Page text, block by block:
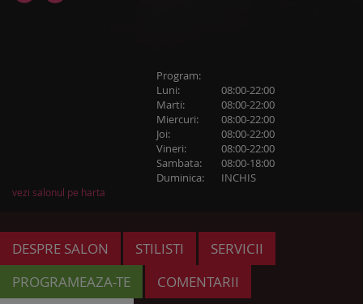
Program:
Luni:
08:00-22:00
Marti:
08:00-22:00
Miercuri:
08:00-22:00
Joi:
08:00-22:00
Vineri:
08:00-22:00
Sambata:
08:00-18:00
Duminica:
INCHIS
vezi salonul pe harta
DESPRE SALON STILISTI
SERVICII
PROGRAMEAZA-TE
COMENTARII